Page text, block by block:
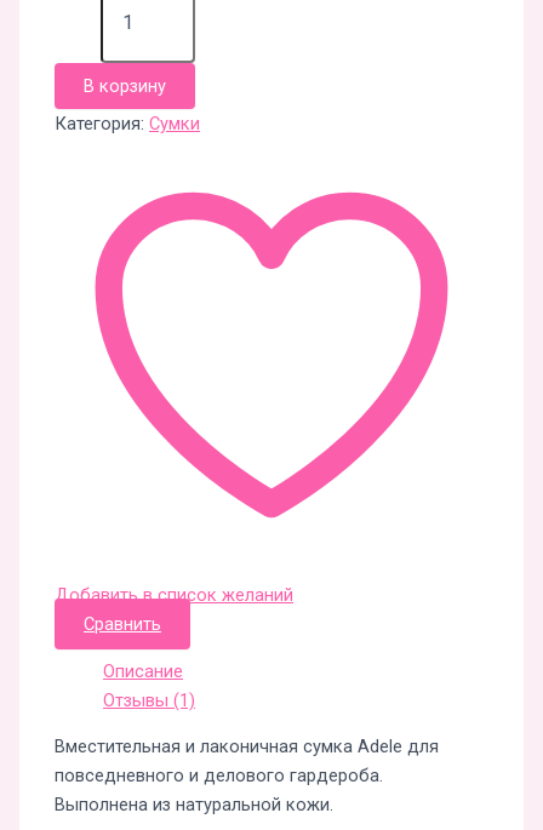
В корзину
Категория:Сумки
Добавить в список желаний
Сравнить
Описание
Отзывы (1)
Вместительная и лаконичная сумка Adele для
повседневного и делового гардероба.
Выполнена из натуральной кожи.